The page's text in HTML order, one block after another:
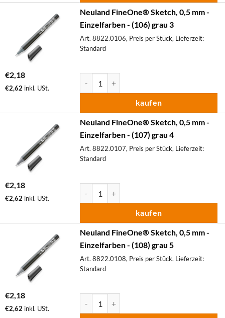
Neuland FineOne® Sketch, 0,5 mm -
Einzelfarben - (106) grau 3
Art. 8822.0106, Preis per Stück, Lieferzeit:
Standard
€2,18
€2,62 inkl. USt.
kaufen
Neuland FineOne® Sketch, 0,5 mm -
Einzelfarben - (107) grau 4
Art. 8822.0107, Preis per Stück, Lieferzeit:
Standard
€2,18
€2,62 inkl. USt.
kaufen
Neuland FineOne® Sketch, 0,5 mm -
Einzelfarben - (108) grau 5
Art. 8822.0108, Preis per Stück, Lieferzeit:
Standard
€2,18
€2,62 inkl. USt.